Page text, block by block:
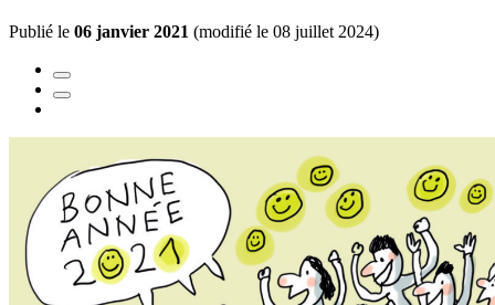
Publié le 06 janvier 2021 (modifié le 08 juillet 2024)